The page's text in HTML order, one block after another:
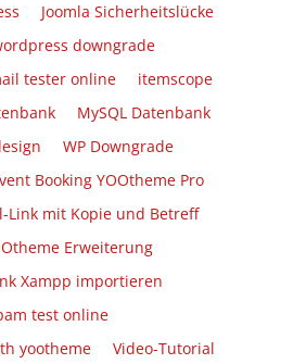
Joomla Sicherheitslücke
downgrade
tester online
itemscope
MySQL Datenbank
WP Downgrade
Booking YOOtheme Pro
Link mit Kopie und Betreff
Erweiterung
Xampp importieren
test online
yootheme
Video-Tutorial